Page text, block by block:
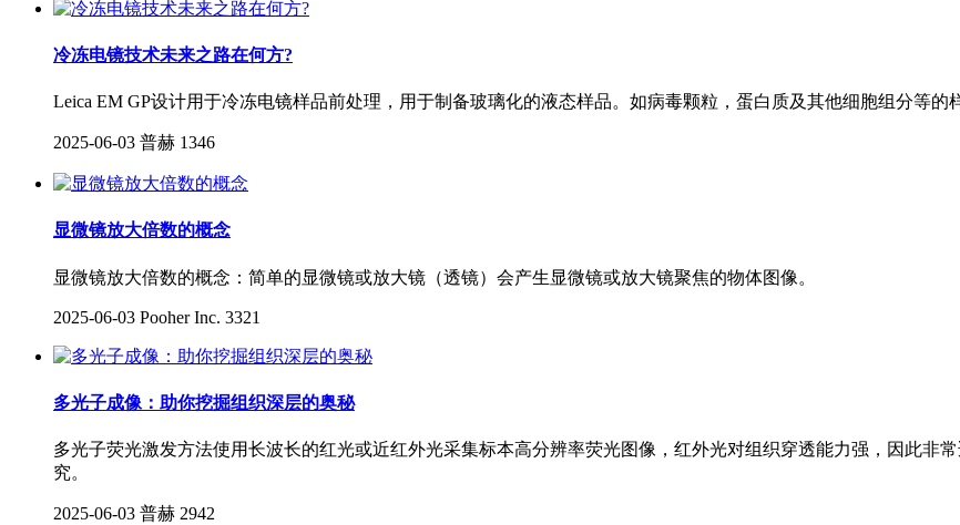
冷冻电镜技术未来之路在何方?
Leica EM GP设计用于冷冻电镜样品前处理，用于制备玻璃化的液态样品。如病毒颗粒，蛋白质及其他细胞组分等的
2025-06-03 普赫 1346
显微镜放大倍数的概念
显微镜放大倍数的概念：简单的显微镜或放大镜（透镜）会产生显微镜或放大镜聚焦的物体图像。
2025-06-03 Pooher Inc. 3321
多光子成像：助你挖掘组织深层的奥秘
多光子荧光激发方法使用长波长的红光或近红外光采集标本高分辨率荧光图像，红外光对组织穿透能力强，因此非
究。
2025-06-03 普赫 2942